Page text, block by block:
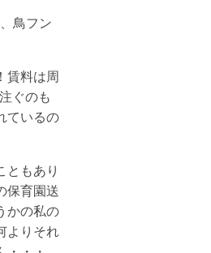
鳥フン
賃料は周
ぐのも
ているの
ともあり
保育園送
かの私の
よりそれ